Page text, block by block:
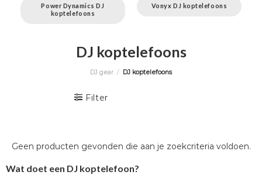
Power Dynamics DJ
koptelefoons
Vonyx DJ koptelefoons
DJ koptelefoons
DJ gear / DJ koptelefoons
Filter
Geen producten gevonden die aan je zoekcriteria voldoen.
Wat doet een DJ koptelefoon?